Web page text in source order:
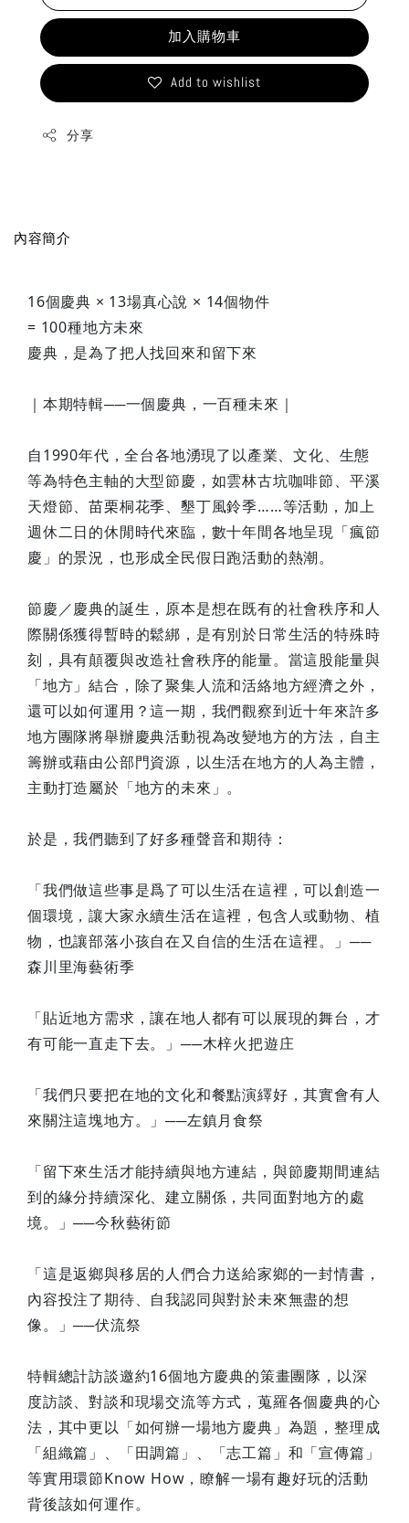
加入購物車
Add to wishlist
分享
內容簡介
16個慶典 × 13場真心說 × 14個物件
= 100種地方未來
慶典，是為了把人找回來和留下來
｜本期特輯──一個慶典，一百種未來｜
自1990年代，全台各地湧現了以產業、文化、生態
等為特色主軸的大型節慶，如雲林古坑咖啡節、平溪
天燈節、苗栗桐花季、墾丁風鈴季……等活動，加上
週休二日的休閒時代來臨，數十年間各地呈現「瘋節
慶」的景況，也形成全民假日跑活動的熱潮。
節慶／慶典的誕生，原本是想在既有的社會秩序和人
際關係獲得暫時的鬆綁，是有別於日常生活的特殊時
刻，具有顛覆與改造社會秩序的能量。當這股能量與
「地方」結合，除了聚集人流和活絡地方經濟之外，
還可以如何運用？這一期，我們觀察到近十年來許多
地方團隊將舉辦慶典活動視為改變地方的方法，自主
籌辦或藉由公部門資源，以生活在地方的人為主體，
主動打造屬於「地方的未來」。
於是，我們聽到了好多種聲音和期待：
「我們做這些事是爲了可以生活在這裡，可以創造一
個環境，讓大家永續生活在這裡，包含人或動物、植
物，也讓部落小孩自在又自信的生活在這裡。」──
森川里海藝術季
「貼近地方需求，讓在地人都有可以展現的舞台，才
有可能一直走下去。」──木梓火把遊庄
「我們只要把在地的文化和餐點演繹好，其實會有人
來關注這塊地方。」──左鎮月食祭
「留下來生活才能持續與地方連結，與節慶期間連結
到的緣分持續深化、建立關係，共同面對地方的處
境。」──今秋藝術節
「這是返鄉與移居的人們合力送給家鄉的一封情書，
內容投注了期待、自我認同與對於未來無盡的想
像。」──伏流祭
特輯總計訪談邀約16個地方慶典的策畫團隊，以深
度訪談、對談和現場交流等方式，蒐羅各個慶典的心
法，其中更以「如何辦一場地方慶典」為題，整理成
「組織篇」、「田調篇」、「志工篇」和「宣傳篇」
等實用環節Know How，瞭解一場有趣好玩的活動
背後該如何運作。